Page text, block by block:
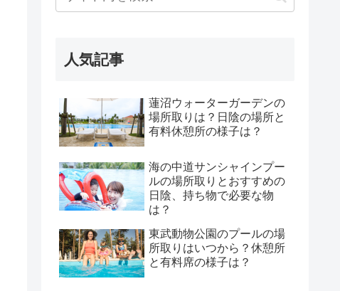
人気記事
蓮沼ウォーターガーデンの
場所取りは？日陰の場所と
有料休憩所の様子は？
海の中道サンシャインプー
ルの場所取りとおすすめの
日陰、持ち物で必要な物
は？
東武動物公園のプールの場
所取りはいつから？休憩所
と有料席の様子は？